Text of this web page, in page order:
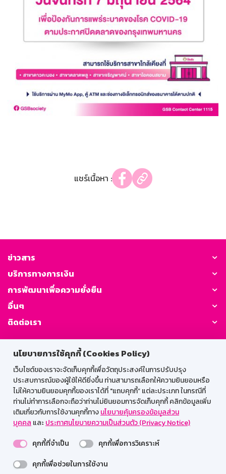
นโยบายการใช้คุกกี้ (Cookies Policy)
เว็บไซต์ของเราจะจัดเก็บคุกกี้เพื่อวัตถุประสงค์ในการปรับปรุง
ประสบการณ์ของผู้ใช้ให้ดียิ่งขึ้น ท่านสามารถเลือกให้ความยินยอมหรือ
ไม่ให้ความยินยอมคุกกี้ของเราได้ที่ "แถบคุกกี้” แต่ละประเภท ในกรณีที่
ท่านไม่ทำการเลือกจะถือว่าท่านไม่ยินยอมการจัดเก็บคุกกี้ คลิกข้อมูลเพิ่ม
เติมเกี่ยวกับการใช้งานคุกกี้ทางนโยบายคุ้มครองข้อมูลส่วน
บุคคล และประกาศนโยบายความเป็นส่วนตัว (Privacy Notice)
คุกกี้ที่จำเป็น
คุกกี้เพื่อการวิเคราะห์
คุกกี้เพื่อช่วยในการใช้งาน
แชร์เนื้อหา :
ข่าวสาร
บริการทางการเงิน
การพัฒนาเพื่อความยั่งยืน
อื่นๆ
ติดต่อเรา
GSB Society:
สำหรับพนักงาน
Web HR
GSB Wisdom
M-Search
เข้าสู่ระบบเน็ตเมล